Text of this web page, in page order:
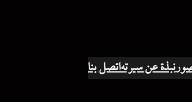
نبذة عن سيرتهاتصل بنا